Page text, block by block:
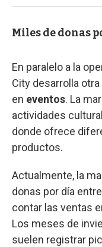
Miles de donas
En paralelo a la
City desarrolla
en eventos. La
actividades
donde ofrece
productos.
Actualmente, la
donas por día
contar las ventas
Los meses de
suelen registrar